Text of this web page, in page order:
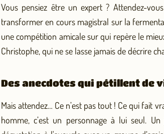
Vous pensiez être un expert ? Attendez-
transformer en cours magistral sur la
une compétition amicale sur qui repère le
Christophe, qui ne se lasse jamais de décrire
Des anecdotes qui pétillent de
Mais attendez… Ce n’est pas tout ! Ce qui fait
homme, c’est un personnage à lui seul.